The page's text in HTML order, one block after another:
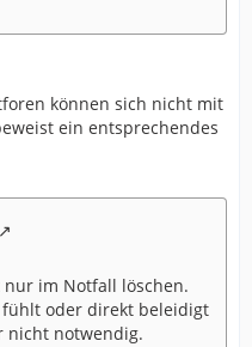
können sich nicht mit
ein entsprechendes
im Notfall löschen.
oder direkt beleidigt
nicht notwendig.